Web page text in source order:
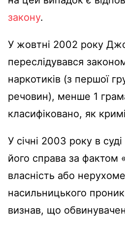
закону.
У жовтні 2002 року
переслідувався
наркотиків (з першої
речовин), менше 1
класифіковано, як
У січні 2003 року в
його справа за фактом
власність або
насильницького
визнав, що